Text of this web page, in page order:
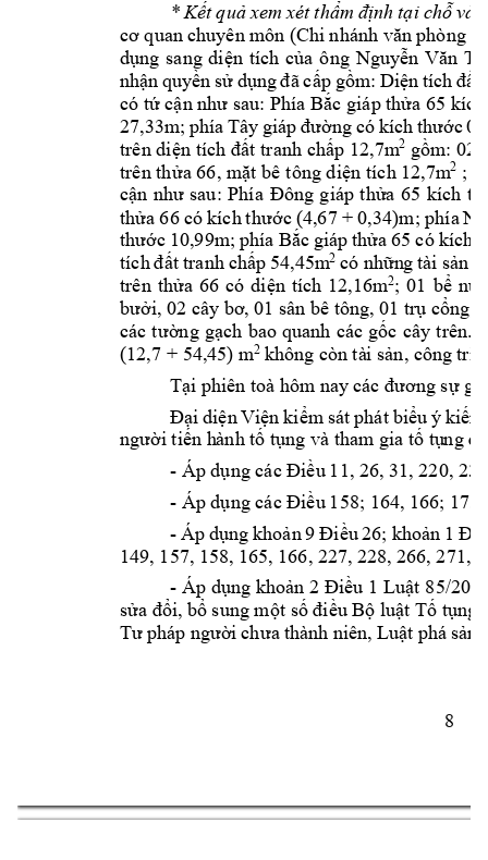
8
* Kết quả xem xét thẩm định tại chỗ và
cơ quan chuyên môn (Chi nhánh văn phòng
dụng sang diện tích của ông Nguyễn Văn T
nhận quyền sử dụng đã cấp gồm: Diện tích đất
có tứ cận như sau: Phía Bắc giáp thửa 65
27,33m; phía Tây giápđường có kích thước
trên diện tích đất tranh chấp 12,7m2 gồm: 02
trên thửa 66, mặt bê tông diện tích 12,7m2 ;
cận như sau: Phía Đông giáp thửa 65 kích
thửa 66 có kích thước (4,67 + 0,34)m; phía Na
thước 10,99m; phía Bắc giáp thửa 65 có kích
tích đất tranh chấp 54,45m2 có những tài sản
trên thửa 66 có diện tích 12,16m2; 01 bể
bưởi, 02 cây bơ, 01 sân bê tông, 01 trụ cổng,
các tường gạch bao quanh các gốc cây trên.
(12,7 + 54,45) m2 không còn tài sản, công
Tại phiên toà hôm nay các đương sự
Đại diện Viện kiểm sát phát biểu ýkiến
người tiến hành tố tụng và tham gia tố tụng
- Áp dụng các Điều 11, 26, 31, 220,
- Áp dụng các Điều 158; 164, 166;
- Áp dụng khoản 9 Điều 26; khoản 1
149, 157, 158, 165, 166, 227, 228, 266, 271, 2
- Áp dụng khoản 2 Điều 1 Luật 85/
sửa đổi, bổ sung một số điều Bộ luật Tố tụng
Tư pháp người chưa thành niên, Luật phá sản